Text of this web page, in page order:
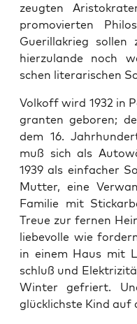
zeug­ten
pro­mo­vier­ten
Gue­ril­la­krieg
hier­zu­lan­de noch
schen lite­ra­ri­schen
Vol­koff wird 1932 in
gran­ten gebo­ren;
dem 16.
muß sich als
1939 als ein­fa­cher
Mut­ter, eine
Fami­lie mit
Treue zur fer­nen
lie­be­vol­le wie
in einem Haus mit
schluß und
Win­ter gefriert.
glück­lichs­te Kind auf